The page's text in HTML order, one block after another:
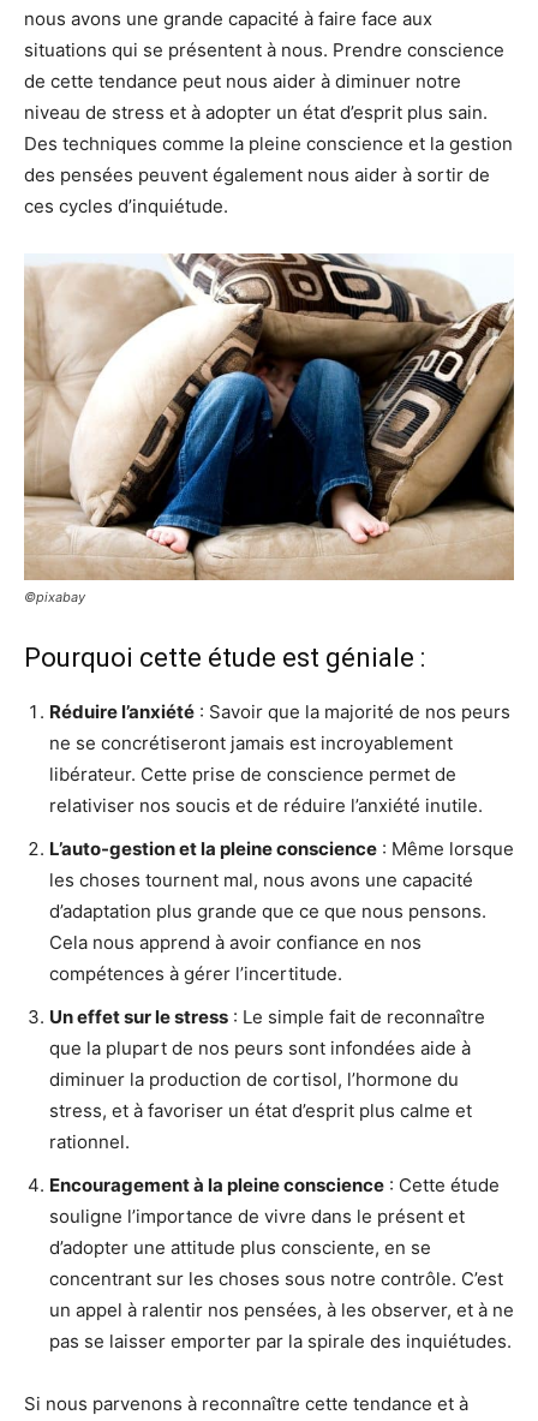
nous avons une grande capacité à faire face aux
situations qui se présentent à nous. Prendre conscience
de cette tendance peut nous aider à diminuer notre
niveau de stress et à adopter un état d’esprit plus sain.
Des techniques comme la pleine conscience et la gestion
des pensées peuvent également nous aider à sortir de
ces cycles d’inquiétude.
©pixabay
Pourquoi cette étude est géniale :
Réduire l’anxiété : Savoir que la majorité de nos peurs
ne se concrétiseront jamais est incroyablement
libérateur. Cette prise de conscience permet de
relativiser nos soucis et de réduire l’anxiété inutile.
L’auto-gestion et la pleine conscience : Même lorsque
les choses tournent mal, nous avons une capacité
d’adaptation plus grande que ce que nous pensons.
Cela nous apprend à avoir confiance en nos
compétences à gérer l’incertitude.
Un effet sur le stress : Le simple fait de reconnaître
que la plupart de nos peurs sont infondées aide à
diminuer la production de cortisol, l’hormone du
stress, et à favoriser un état d’esprit plus calme et
rationnel.
Encouragement à la pleine conscience : Cette étude
souligne l’importance de vivre dans le présent et
d’adopter une attitude plus consciente, en se
concentrant sur les choses sous notre contrôle. C’est
un appel à ralentir nos pensées, à les observer, et à ne
pas se laisser emporter par la spirale des inquiétudes.
Si nous parvenons à reconnaître cette tendance et à